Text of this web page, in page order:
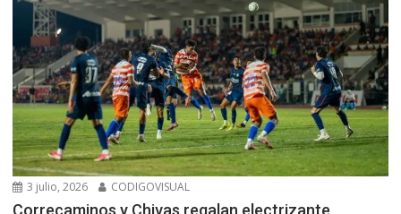
3 julio, 2026 CODIGOVISUAL